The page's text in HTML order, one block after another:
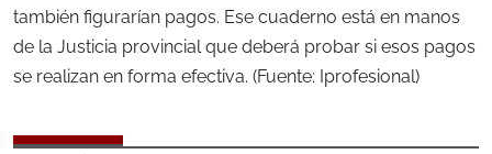
también figurarían pagos. Ese cuaderno está en manos
de la Justicia provincial que deberá probar si esos pagos
se realizan en forma efectiva. (Fuente: Iprofesional)